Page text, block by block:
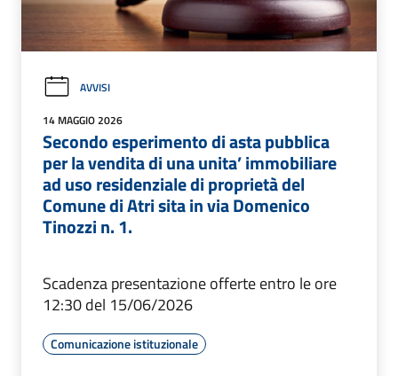
AVVISI
14 MAGGIO 2026
Secondo esperimento di asta pubblica
per la vendita di una unita’ immobiliare
ad uso residenziale di proprietà del
Comune di Atri sita in via Domenico
Tinozzi n. 1.
Scadenza presentazione offerte entro le ore
12:30 del 15/06/2026
Comunicazione istituzionale